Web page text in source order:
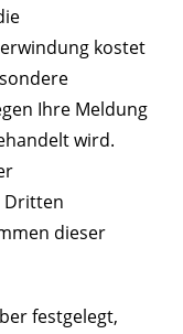
kos­tet
Ihre Mel­dung
wird.
Drit­ten
die­ser
fest­ge­legt,